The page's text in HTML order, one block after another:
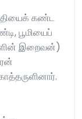
கண்ட
பூமியைப்
இறைவன்)